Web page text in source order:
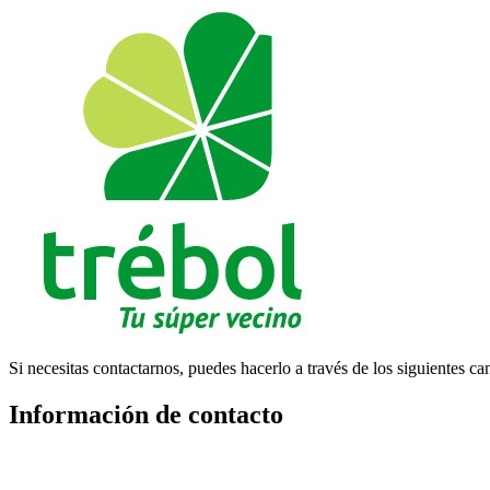
Si necesitas contactarnos, puedes hacerlo a través de los siguientes
Información de contacto